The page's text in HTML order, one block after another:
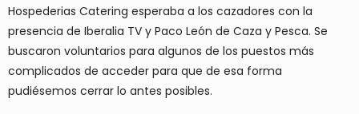
Hospederias Catering esperaba a los cazadores con la
presencia de Iberalia TV y Paco León de Caza y Pesca. Se
buscaron voluntarios para algunos de los puestos más
complicados de acceder para que de esa forma
pudiésemos cerrar lo antes posibles.